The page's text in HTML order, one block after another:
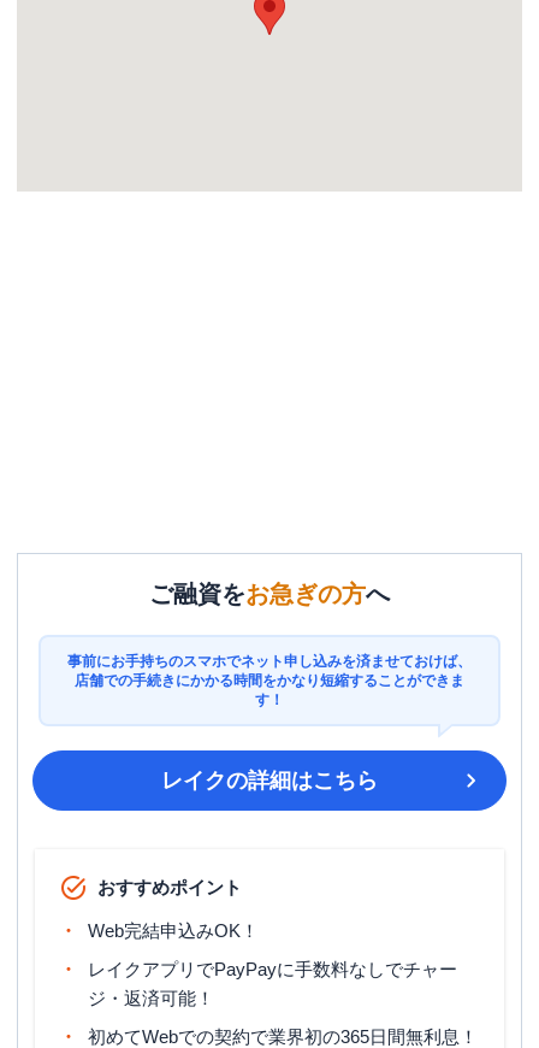
ご融資をお急ぎの方へ
事前にお手持ちのスマホでネット申し込みを済ませておけば、
店舗での手続きにかかる時間をかなり短縮することができま
す！
レイクの詳細はこちら
おすすめポイント
Web完結申込みOK！
レイクアプリでPayPayに手数料なしでチャー
ジ・返済可能！
初めてWebでの契約で業界初の365日間無利息！